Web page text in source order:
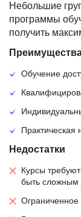
Небольшие
программы
получить
Обучение
Практическая
Недостатки
Курсы
быть сложным
Ограниченное